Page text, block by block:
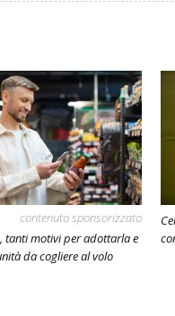
contenuto sponsorizzato
tanti motivi per adottarla e
da cogliere al volo